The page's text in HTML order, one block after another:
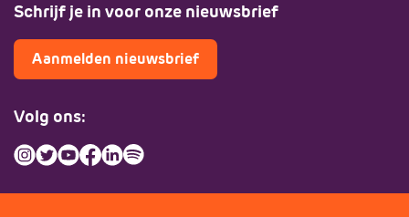
Schrijf je in voor onze nieuwsbrief
Aanmelden nieuwsbrief
Volg ons: